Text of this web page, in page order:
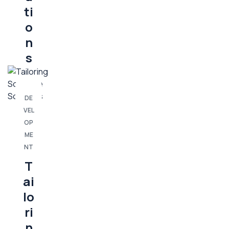
ti
o
n
s
DE
VEL
OP
ME
NT
T
ai
lo
ri